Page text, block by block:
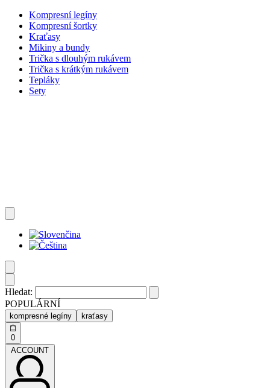
Kompresní legíny
Kompresní šortky
Kraťasy
Mikiny a bundy
Trička s dlouhým rukávem
Trička s krátkým rukávem
Tepláky
Sety
Hledat:
POPULÁRNÍ
kompresné legíny kraťasy
0
ACCOUNT